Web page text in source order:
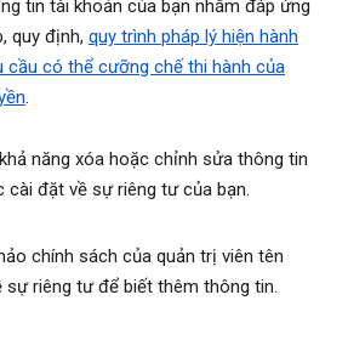
tin tài khoản của bạn nhằm đáp ứng
quy định, quy trình pháp lý hiện hành
cầu có thể cưỡng chế thi hành của
.
năng xóa hoặc chỉnh sửa thông tin
cài đặt về sự riêng tư của bạn.
chính sách của quản trị viên tên
sự riêng tư để biết thêm thông tin.